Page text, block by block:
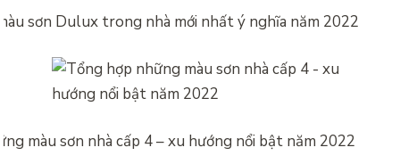
sơn Dulux trong nhà mới nhất ý nghĩa năm 2022
màu sơn nhà cấp 4 – xu hướng nổi bật năm 2022